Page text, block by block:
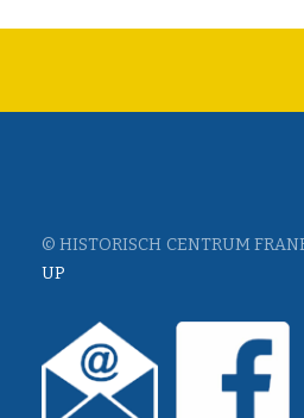
© HISTORISCH CENTRUM
UP